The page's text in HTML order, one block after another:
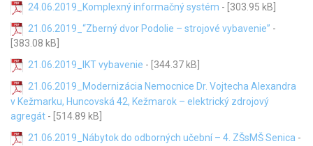
24.06.2019_Komplexný informačný systém - [303.95 kB]
21.06.2019_“Zberný dvor Podolie – strojové vybavenie” -
[383.08 kB]
21.06.2019_IKT vybavenie - [344.37 kB]
21.06.2019_Modernizácia Nemocnice Dr. Vojtecha Alexandra
v Kežmarku, Huncovská 42, Kežmarok – elektrický zdrojový
agregát - [514.89 kB]
21.06.2019_Nábytok do odborných učební – 4. ZŠsMŠ Senica -